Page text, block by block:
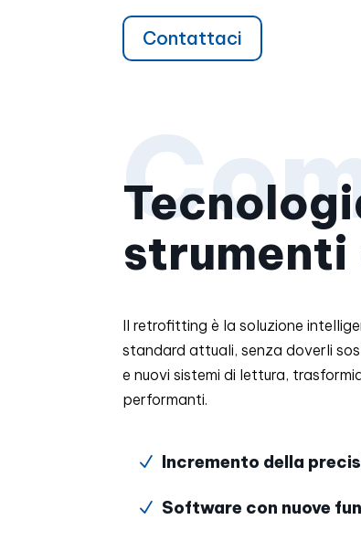
Contattaci
strumenti
Il retrofitting è la soluzione
standard attuali, senza doverli
e nuovi sistemi di lettura,
performanti.
N Incremento della
N Software con nuove